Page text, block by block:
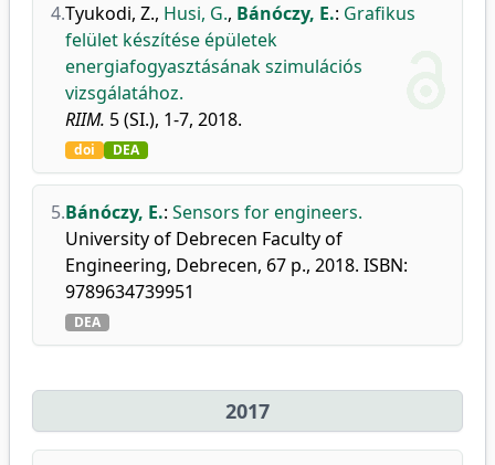
4.Tyukodi, Z., Husi, G., Bánóczy, E.: Grafikus
felület készítése épületek
energiafogyasztásának szimulációs
vizsgálatához.
RIIM. 5 (SI.), 1-7, 2018.
doi DEA
5.Bánóczy, E.: Sensors for engineers.
University of Debrecen Faculty of
Engineering, Debrecen, 67 p., 2018. ISBN:
9789634739951
DEA
2017